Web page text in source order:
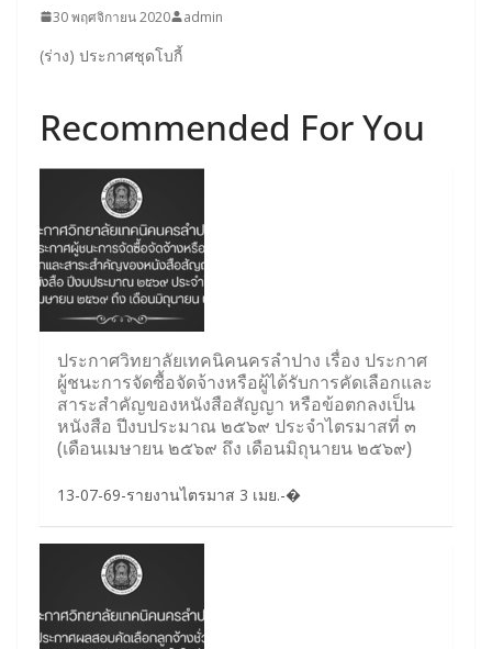
30 พฤศจิกายน 2020 admin
(ร่าง) ประกาศชุดโบกี้
Recommended For You
ประกาศวิทยาลัยเทคนิคนครลำปาง เรื่อง ประกาศ
ผู้ชนะการจัดซื้อจัดจ้างหรือผู้ได้รับการคัดเลือกและ
สาระสำคัญของหนังสือสัญญา หรือข้อตกลงเป็น
หนังสือ ปีงบประมาณ ๒๕๖๙ ประจำไตรมาสที่ ๓
(เดือนเมษายน ๒๕๖๙ ถึง เดือนมิถุนายน ๒๕๖๙)
13-07-69-รายงานไตรมาส 3 เมย.-�